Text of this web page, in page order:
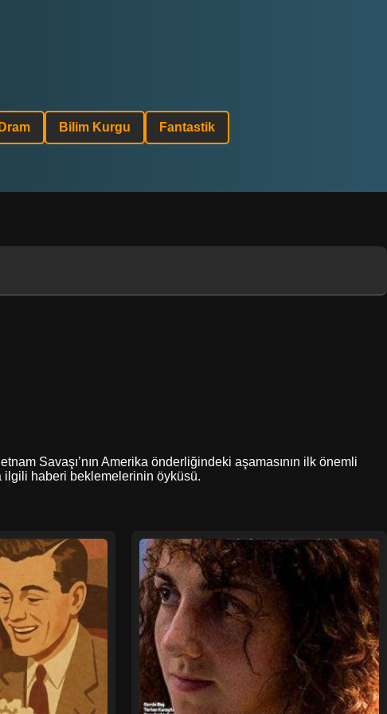
Dram Bilim Kurgu Fantastik
Savaşı’nın Amerika önderliğindeki aşamasının ilk önemli
ilgili haberi beklemelerinin öyküsü.